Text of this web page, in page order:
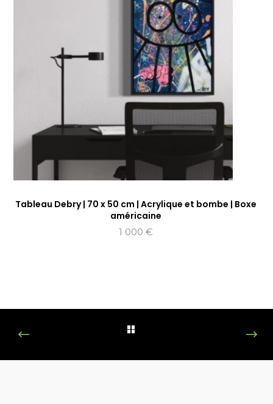
Tableau Debry | 70 x 50 cm | Acrylique et bombe | Boxe
américaine
1 000€